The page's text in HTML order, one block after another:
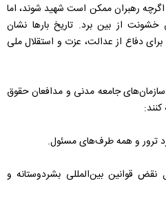
رهبران ممکن است شهید شوند، اما
خشونت از بین برد. تاریخ بارها نشان
دفاع از عدالت، عزت و استقلال ملی
سازمان‌های جامعه مدنی و مدافعان حقوق
نقض قوانین بین‌المللی بشردوستانه و